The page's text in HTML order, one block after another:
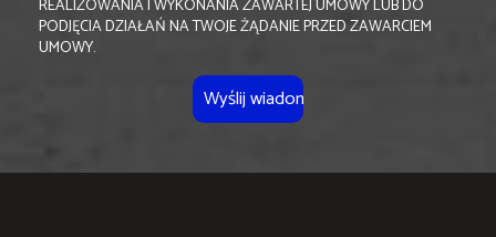
REALIZOWANIA I WYKONANIA ZAWARTEJ UMOWY LUB DO
PODJĘCIA DZIAŁAŃ NA TWOJE ŻĄDANIE PRZED ZAWARCIEM
UMOWY.